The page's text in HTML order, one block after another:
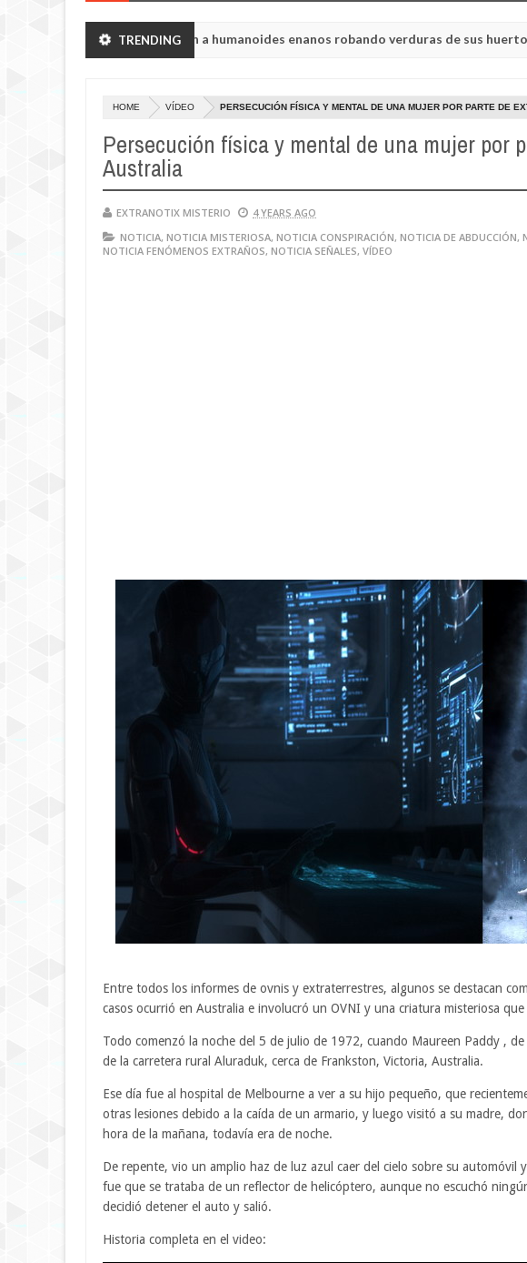
TRENDING
de Chelyabinsk vieron a humanoides enanos robando verduras de sus huertos.
HOME VÍDEO PERSECUCIÓN FÍSICA Y MENTAL DE UNA MUJER POR PARTE DE
Persecución física y mental de una mujer por
Australia
EXTRANOTIX MISTERIO
4 YEARS AGO
NOTICIA, NOTICIA MISTERIOSA, NOTICIA CONSPIRACIÓN, NOTICIA DE ABDUCCIÓN,
NOTICIA FENÓMENOS EXTRAÑOS, NOTICIA SEÑALES, VÍDEO
Entre todos los informes de ovnis y extraterrestres, algunos se destacan
casos ocurrió en Australia e involucró un OVNI y una criatura misteriosa
Todo comenzó la noche del 5 de julio de 1972, cuando Maureen Paddy ,
de la carretera rural Aluraduk, cerca de Frankston, Victoria, Australia.
Ese día fue al hospital de Melbourne a ver a su hijo pequeño, que
otras lesiones debido a la caída de un armario, y luego visitó a su madre,
hora de la mañana, todavía era de noche.
De repente, vio un amplio haz de luz azul caer del cielo sobre su automóvil
fue que se trataba de un reflector de helicóptero, aunque no escuchó
decidió detener el auto y salió.
Historia completa en el video: